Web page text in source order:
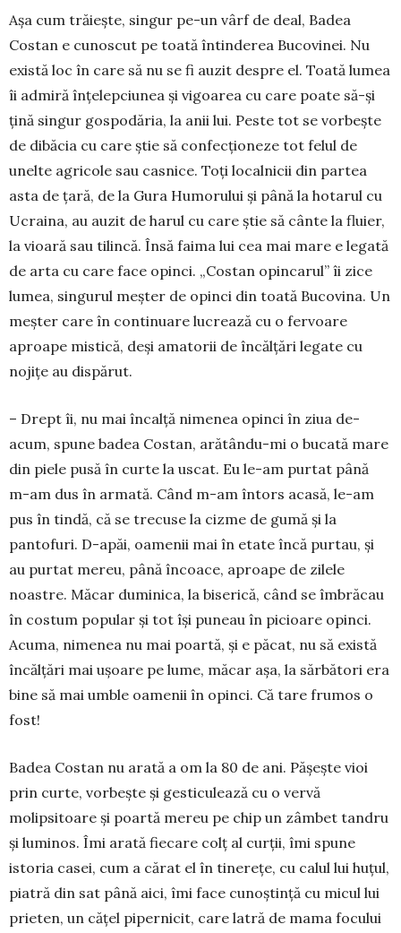
Așa cum trăiește, sin­gur pe-un vârf de deal, Ba­dea
Costan e cunoscut pe toată întinderea Buco­vinei. Nu
există loc în ca­re să nu se fi auzit despre el. Toată lumea
îi admiră înțelep­ciunea și vigoarea cu care poate să-și
țină singur gospodăria, la anii lui. Peste tot se vor­bește
de dibăcia cu care știe să confec­ționeze tot felul de
unelte agricole sau casnice. Toți localnicii din partea
asta de țară, de la Gura Humo­rului și până la hotarul cu
Ucraina, au auzit de harul cu care știe să cânte la fluier,
la vioară sau tilincă. Însă faima lui cea mai mare e legată
de arta cu care face opinci. „Costan opincarul” îi zice
lumea, sin­gu­rul meșter de opinci din toată Buco­vina. Un
meș­ter care în continuare lucrează cu o fervoare
aproape mistică, deși amatorii de încălțări legate cu
nojițe au dispărut.
– Drept îi, nu mai încalță nimenea opinci în ziua de-
acum, spune badea Costan, arătându-mi o bu­cată mare
din piele pusă în curte la uscat. Eu le-am purtat până
m-am dus în armată. Când m-am întors acasă, le-am
pus în tindă, că se tre­cu­se la cizme de gumă și la
pantofuri. D-apăi, oame­nii mai în etate încă purtau, și
au purtat mereu, până încoace, aproa­pe de zilele
noastre. Măcar duminica, la bise­rică, când se îmbrăcau
în costum popular și tot își puneau în picioare opinci.
Acuma, nimenea nu mai poartă, și e păcat, nu să există
încălțări mai ușoare pe lume, măcar așa, la sărbă­tori era
bine să mai umble oamenii în opinci. Că tare frumos o
fost!
Badea Costan nu arată a om la 80 de ani. Pă­șește vioi
prin curte, vorbește și gesticulează cu o vervă
molipsitoare și poartă mereu pe chip un zâm­bet tandru
și luminos. Îmi arată fiecare colț al curții, îmi spune
istoria casei, cum a cărat el în tinerețe, cu calul lui huțul,
piatră din sat până aici, îmi face cunoștință cu micul lui
prieten, un cățel pipernicit, care latră de mama focului